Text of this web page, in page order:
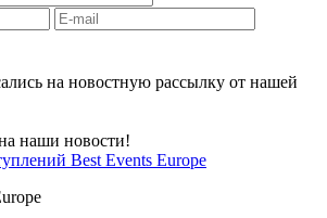
на новостную рассылку от нашей
наши новости!